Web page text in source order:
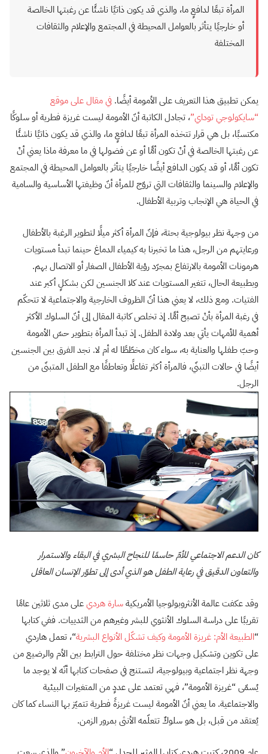
المرأة تبعًا لدافعٍ ما، والذي قد يكون ذاتيًا ناشئًا عن رغبتها الخالصة
أو خارجيًا يتأثر بالعوامل المحيطة في المجتمع والإعلام والثقافات
المختلفة
يمكن تطبيق هذا التعريف على الأمومة أيضًا. في مقال على موقع
“سايكولوجي توداي”، تجادل الكاتبة أنّ الأمومة ليست غريزة فطرية أو سلوكًا
مكتسبًا، بل هي قرار تتخذه المرأة تبعًا لدافعٍ ما، والذي قد يكون ذاتيًا ناشئًا
عن رغبتها الخالصة في أنْ تكون أمًّا أو عن فضولها في ما معرفة ماذا يعني أنْ
تكون أمًّا، أو قد يكون الدافع أيضًا خارجيًا يتأثر بالعوامل المحيطة في المجتمع
والإعلام والسينما والثقافات التي تروّج للمرأة أنّ وظيفتها الأساسية والسامية
في الحياة هي الإنجاب وتربية الأطفال.
من وجهة نظر بيولوجية بحتة، فإنّ المرأة أكثر ميلًا لتطوير الرغبة بالأطفال
ورعايتهم من الرجل، هذا ما تخبرنا به كيمياء الدماغ حينما تبدأ مستويات
هرمونات الأمومة بالارتفاع بمجرّد رؤية الأطفال الصغار أو الاتصال بهم.
وبطبيعة الحال، تتغير المستويات عند كلا الجنسين لكن بشكلٍ أكبر عند
الفتيات. ومع ذلك، لا يعني هذا أنّ الظروف الخارجية والاجتماعية لا تتحكّم
في رغبة المرأة بأنْ تصبح أمًّا. إذ تخلص كاتبة المقال إلى أنّ السلوك الأكثر
أهمية للأمهات يأتي بعد ولادة الطفل. إذ تبدأ المرأة بتطوير حسّ الأمومة
وحبّ طفلها والعناية به، سواء كان مخطّطًا له أم لا. نجد الفرق بين الجنسين
أيضًا في حالات التبنّي، فالمرأة أكثر تفاعلًا وتعاطفًا مع الطفل المتبنّى من
الرجل.
كان الدعم الاجتماعي للأمّ حاسمًا للنجاح البشري في البقاء والاستمرار
والتعاون الدقيق في رعاية الطفل هو الذي أدى إلى تطوّر الإنسان العاقل
وقد عكفت عالمة الأنثروبولوجيا الأمريكيةسارة هرديعلى مدى ثلاثين عامًا
تقريبًا على دراسة السلوك الأنثوي للبشر وغيرهم من الثدييات. ففي كتابها
“الطبيعة الأم: غريزة الأمومة وكيف تشكّل الأنواع البشرية“، تعمل هاردي
على تكوين وتشكيل وجهات نظر مختلفة حول الترابط بين الأم والرضيع من
وجهة نظر اجتماعية وبيولوجية، لتستنج في صفحات كتابها أنّه لا يوجد ما
يُسمّى “غريزة الأمومة”، فهي تعتمد على عددٍ من المتغيرات البيئية
والاجتماعية. ما يعني أنّ الأمومة ليست غريزةً فطرية تتميّز بها النساء كما كان
يُعتقد من قبل، بل هو سلوكٌ تتعلّمه الأنثى بمرور الزمن.